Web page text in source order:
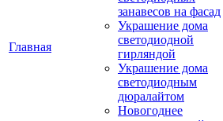
Главная
занавесов на фасад
Украшение дома
светодиодной
гирляндой
Украшение дома
светодиодным
дюралайтом
Новогоднее